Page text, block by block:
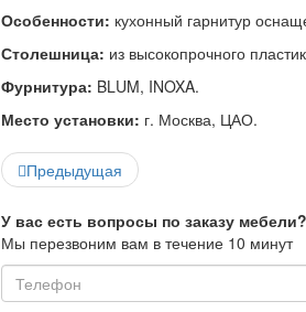
Особенности: кухонный гарнитур
Столешница: из высокопрочного
Фурнитура: BLUM, INOXA.
Место установки: г. Москва, ЦАО.
Предыдущая
У вас есть вопросы по заказу мебели?
Мы перезвоним вам в течение 10 минут